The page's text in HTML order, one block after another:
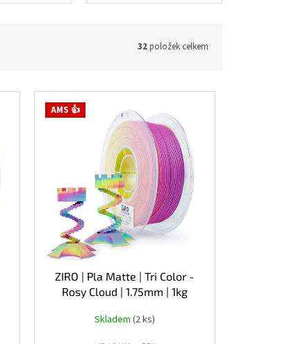
32položek celkem
AMS 👍
ZIRO | Pla Matte | Tri Color -
Rosy Cloud | 1.75mm | 1kg
Skladem (2 ks)